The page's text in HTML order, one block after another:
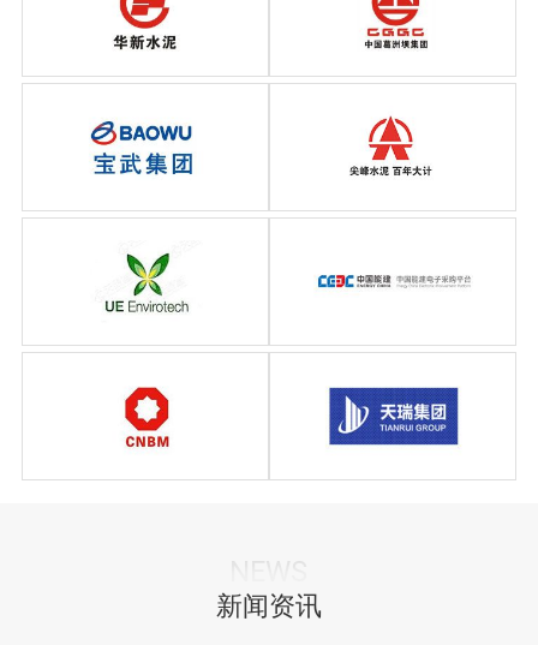
华新水泥 葛洲坝水泥集团
宝武集团 尖峰水泥
优艺亚太（北京）有限公司 原葛洲坝集团
南方水泥有限公司（中国建
材股份有限公司）
天瑞水泥集团有限公司
新闻资讯